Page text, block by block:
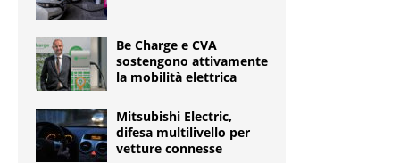
Be Charge e CVA
sostengono attivamente
la mobilità elettrica
Mitsubishi Electric,
difesa multilivello per
vetture connesse